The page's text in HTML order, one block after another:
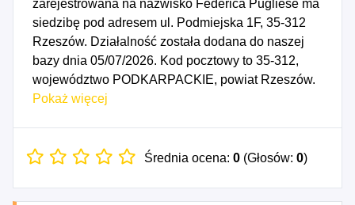
zarejestrowana na nazwisko Federica Pugliese ma
siedzibę pod adresem ul. Podmiejska 1F, 35-312
Rzeszów. Działalność została dodana do naszej
bazy dnia 05/07/2026. Kod pocztowy to 35-312,
województwo PODKARPACKIE, powiat Rzeszów.
Numer Identyfikacji Podatkowej NIP to
rozpoczęcia działalności gospodarczej przypada
Pokaż więcej
Średnia ocena: 0 (Głosów: 0)